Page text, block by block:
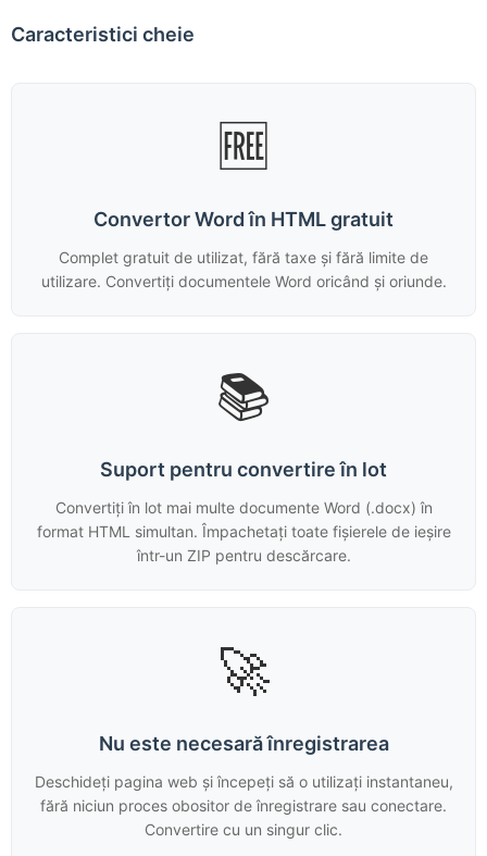
Caracteristici cheie
🆓
Convertor Word în HTML gratuit
Complet gratuit de utilizat, fără taxe și fără limite de
utilizare. Convertiți documentele Word oricând și oriunde.
📚
Suport pentru convertire în lot
Convertiți în lot mai multe documente Word (.docx) în
format HTML simultan. Împachetați toate fișierele de ieșire
într-un ZIP pentru descărcare.
🚀
Nu este necesară înregistrarea
Deschideți pagina web și începeți să o utilizați instantaneu,
fără niciun proces obositor de înregistrare sau conectare.
Convertire cu un singur clic.